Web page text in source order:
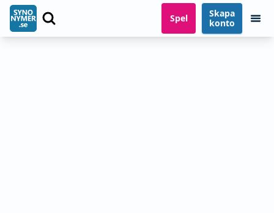
Spel
Skapa
konto